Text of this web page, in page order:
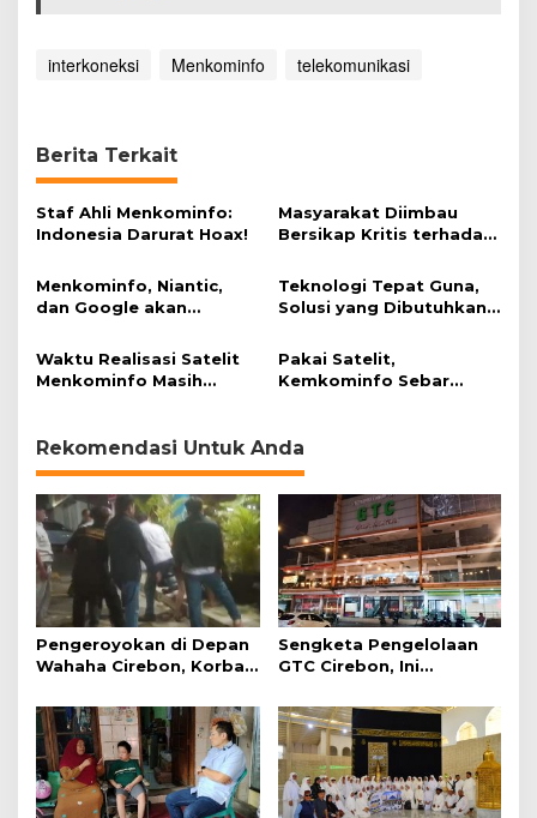
interkoneksi Menkominfo telekomunikasi
Berita Terkait
Staf Ahli Menkominfo:
Indonesia Darurat Hoax!
Masyarakat Diimbau
Bersikap Kritis terhadap
Menkominfo, Niantic,
dan Google akan
Pokemon Go
Teknologi Tepat Guna,
Solusi yang Dibutuhkan
Waktu Realisasi Satelit
Menkominfo Masih
Pakai Satelit,
Kemkominfo Sebar
Rekomendasi Untuk Anda
Pengeroyokan di Depan
Wahaha Cirebon, Korban
Polisi
Sengketa Pengelolaan
GTC Cirebon, Ini
Simanjuntak